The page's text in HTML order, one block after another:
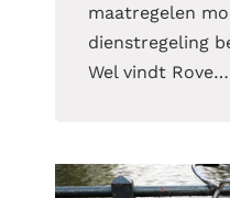
maatregelen
dienstregeling
Wel vindt Rove…